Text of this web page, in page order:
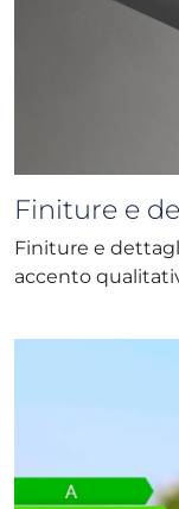
Finiture e
Finiture e
accento